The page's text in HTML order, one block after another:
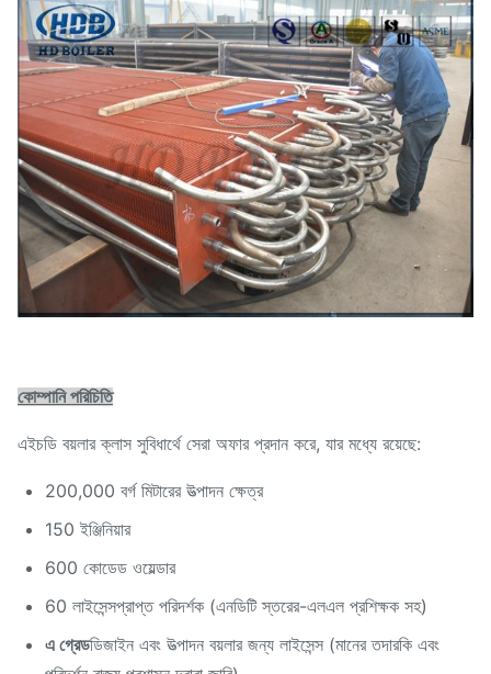
কোম্পানি পরিচিতি
এইচডি বয়লার ক্লাস সুবিধার্থে সেরা অফার প্রদান করে, যার মধ্যে রয়েছে:
200,000 বর্গ মিটারের উত্পাদন ক্ষেত্র
150 ইঞ্জিনিয়ার
600 কোডেড ওয়েল্ডার
60 লাইসেন্সপ্রাপ্ত পরিদর্শক (এনডিটি স্তরের-এলএল প্রশিক্ষক সহ)
এ গ্রেডডিজাইন এবং উত্পাদন বয়লার জন্য লাইসেন্স (মানের তদারকি এবং